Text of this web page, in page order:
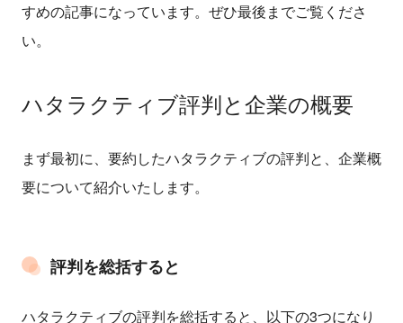
すめの記事になっています。ぜひ最後までご覧くださ
い。
ハタラクティブ評判と企業の概要
まず最初に、要約したハタラクティブの評判と、企業概
要について紹介いたします。
評判を総括すると
ハタラクティブの評判を総括すると、以下の3つになり